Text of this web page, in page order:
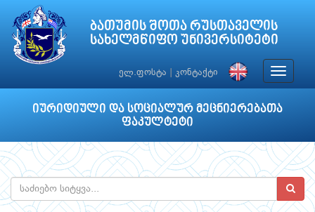
ბათუმის შოთა რუსთაველის
სახელმწიფო უნივერსიტეტი
ელ.ფოსტა კონტაქტი
Toggle
იურიდიული და სოციალურ მეცნიერებათა
ფაკულტეტი